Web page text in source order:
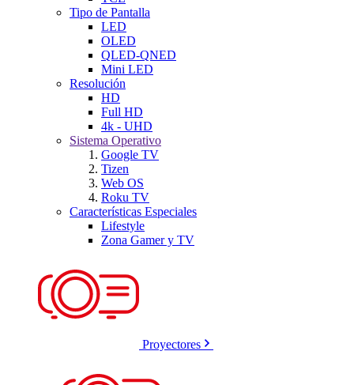
Tipo de Pantalla
LED
OLED
QLED-QNED
Mini LED
Resolución
HD
Full HD
4k - UHD
Sistema Operativo
Google TV
Tizen
Web OS
Roku TV
Características Especiales
Lifestyle
Zona Gamer y TV
Proyectores